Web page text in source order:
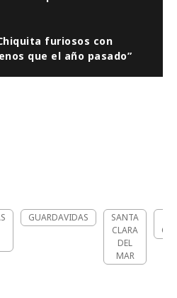
furiosos con
que el año pasado”
GUARDAVIDAS
SANTA
CLARA
DEL
MAR